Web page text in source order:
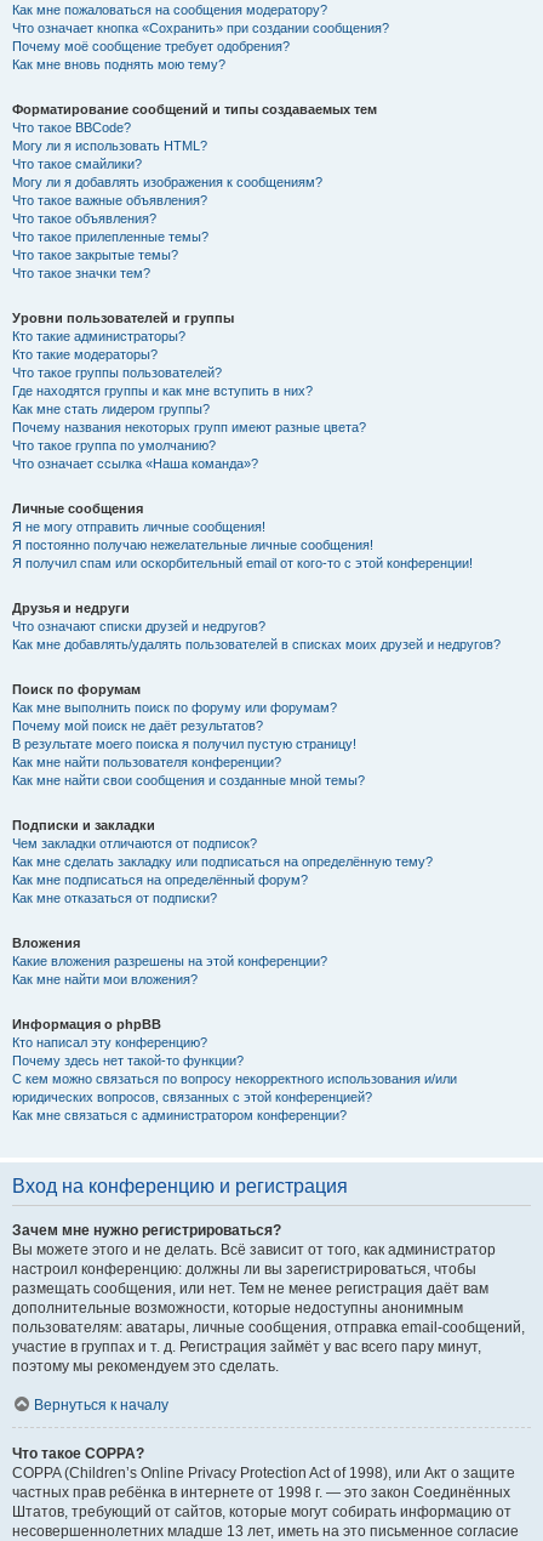
Как мне пожаловаться на сообщения модератору?
Что означает кнопка «Сохранить» при создании сообщения?
Почему моё сообщение требует одобрения?
Как мне вновь поднять мою тему?
Форматирование сообщений и типы создаваемых тем
Что такое BBCode?
Могу ли я использовать HTML?
Что такое смайлики?
Могу ли я добавлять изображения к сообщениям?
Что такое важные объявления?
Что такое объявления?
Что такое прилепленные темы?
Что такое закрытые темы?
Что такое значки тем?
Уровни пользователей и группы
Кто такие администраторы?
Кто такие модераторы?
Что такое группы пользователей?
Где находятся группы и как мне вступить в них?
Как мне стать лидером группы?
Почему названия некоторых групп имеют разные цвета?
Что такое группа по умолчанию?
Что означает ссылка «Наша команда»?
Личные сообщения
Я не могу отправить личные сообщения!
Я постоянно получаю нежелательные личные сообщения!
Я получил спам или оскорбительный email от кого-то с этой конференции!
Друзья и недруги
Что означают списки друзей и недругов?
Как мне добавлять/удалять пользователей в списках моих друзей и недругов?
Поиск по форумам
Как мне выполнить поиск по форуму или форумам?
Почему мой поиск не даёт результатов?
В результате моего поиска я получил пустую страницу!
Как мне найти пользователя конференции?
Как мне найти свои сообщения и созданные мной темы?
Подписки и закладки
Чем закладки отличаются от подписок?
Как мне сделать закладку или подписаться на определённую тему?
Как мне подписаться на определённый форум?
Как мне отказаться от подписки?
Вложения
Какие вложения разрешены на этой конференции?
Как мне найти мои вложения?
Информация о phpBB
Кто написал эту конференцию?
Почему здесь нет такой-то функции?
С кем можно связаться по вопросу некорректного использования и/или
юридических вопросов, связанных с этой конференцией?
Как мне связаться с администратором конференции?
Вход на конференцию и регистрация
Зачем мне нужно регистрироваться?
Вы можете этого и не делать. Всё зависит от того, как администратор
настроил конференцию: должны ли вы зарегистрироваться, чтобы
размещать сообщения, или нет. Тем не менее регистрация даёт вам
дополнительные возможности, которые недоступны анонимным
пользователям: аватары, личные сообщения, отправка email-сообщений,
участие в группах и т. д. Регистрация займёт у вас всего пару минут,
поэтому мы рекомендуем это сделать.
Вернуться к началу
Что такое COPPA?
COPPA (Children’s Online Privacy Protection Act of 1998), или Акт о защите
частных прав ребёнка в интернете от 1998 г. — это закон Соединённых
Штатов, требующий от сайтов, которые могут собирать информацию от
несовершеннолетних младше 13 лет, иметь на это письменное согласие